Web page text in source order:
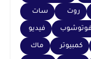
روت سات
فوتوشوب فيديو
كمبيوتر ماك